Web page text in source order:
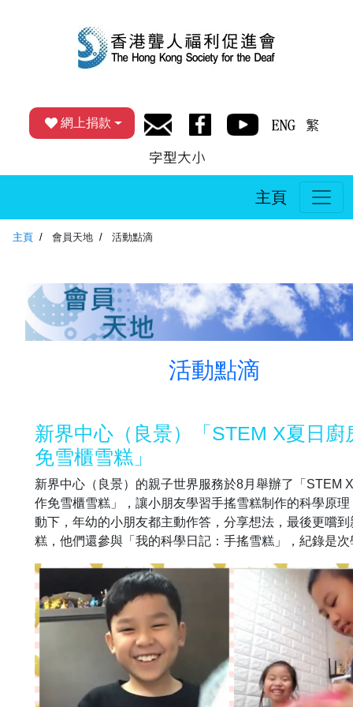
網上捐款
主頁
主頁 會員天地 活動點滴
活動點滴
新界中心（良景）「STEM X夏日廚
免雪櫃雪糕」
新界中心（良景）的親子世界服務於8月舉辦了「STEM
作免雪櫃雪糕」，讓小朋友學習手搖雪糕制作的科學原
動下，年幼的小朋友都主動作答，分享想法，最後更嚐
糕，他們還參與「我的科學日記：手搖雪糕」，紀錄是